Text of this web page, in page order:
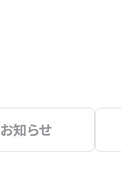
お知らせ